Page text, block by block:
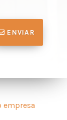
ENVIAR
empresa